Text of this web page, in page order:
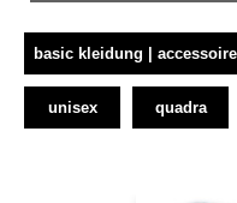
basic kleidung |
unisex quadra